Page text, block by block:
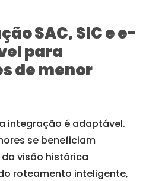
SAC, SIC e e-
para
de menor
integração é adaptável.
se beneficiam
visão histórica
roteamento inteligente,